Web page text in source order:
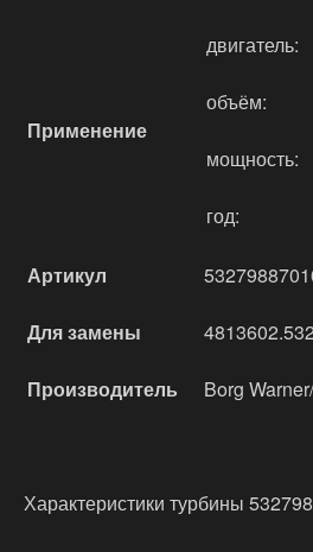
Применение
двигатель:
объём:
мощность:
год:
Артикул
Для замены
Производитель Borg
Характеристики турбины